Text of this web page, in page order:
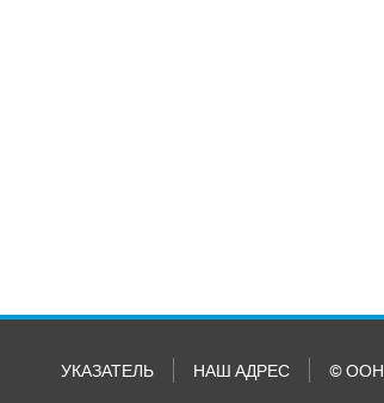
УКАЗАТЕЛЬ НАШ АДРЕС © ООН